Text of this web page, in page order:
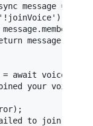
message => {
'!joinVoice' ) {
member
message.
= await
your voice
to join voice